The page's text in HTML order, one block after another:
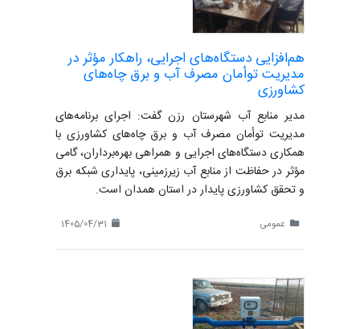
هم‌افزایی دستگاه‌های اجرایی، راهکار مؤثر در
مدیریت توأمان مصرف آب و برق چاه‌های
کشاورزی
مدیر منابع آب شهرستان رزن گفت: اجرای برنامه‌های
مدیریت توأمان مصرف آب و برق چاه‌های کشاورزی با
همکاری دستگاه‌های اجرایی و همراهی بهره‌برداران، گامی
مؤثر در حفاظت از منابع آب زیرزمینی، پایداری شبکه برق
و تحقق کشاورزی پایدار در استان همدان است.
عمومی